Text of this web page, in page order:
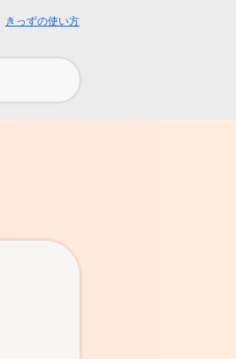
きっずの使い方